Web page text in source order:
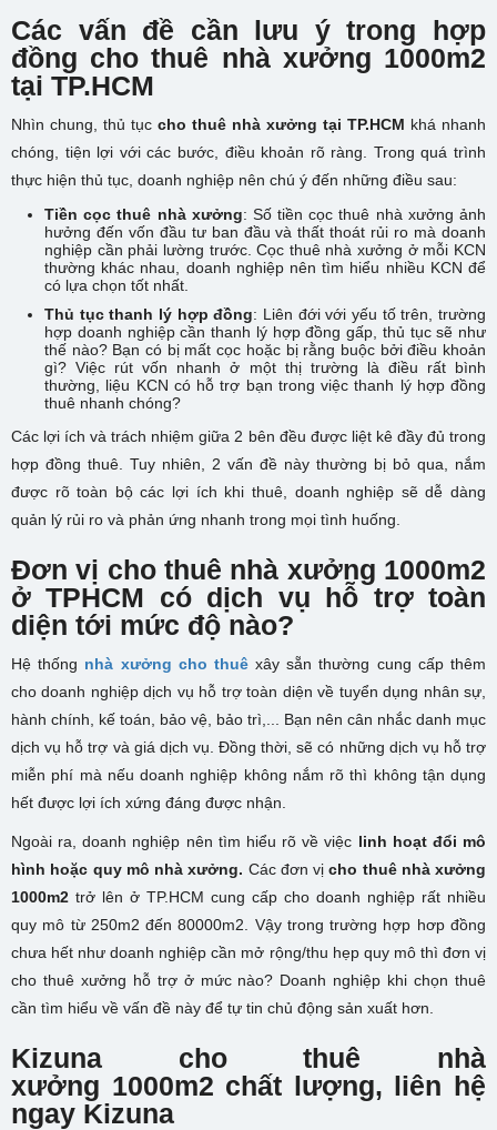
Các vấn đề cần lưu ý trong hợp
đồng cho thuê nhà xưởng 1000m2
tại TP.HCM
Nhìn chung, thủ tục cho thuê nhà xưởng tại TP.HCM khá nhanh
chóng, tiện lợi với các bước, điều khoản rõ ràng. Trong quá trình
thực hiện thủ tục, doanh nghiệp nên chú ý đến những điều sau:
Tiền cọc thuê nhà xưởng: Số tiền cọc thuê nhà xưởng ảnh
hưởng đến vốn đầu tư ban đầu và thất thoát rủi ro mà doanh
nghiệp cần phải lường trước. Cọc thuê nhà xưởng ở mỗi KCN
thường khác nhau, doanh nghiệp nên tìm hiểu nhiều KCN để
có lựa chọn tốt nhất.
Thủ tục thanh lý hợp đồng: Liên đới với yếu tố trên, trường
hợp doanh nghiệp cần thanh lý hợp đồng gấp, thủ tục sẽ như
thế nào? Bạn có bị mất cọc hoặc bị rằng buộc bởi điều khoản
gì? Việc rút vốn nhanh ở một thị trường là điều rất bình
thường, liệu KCN có hỗ trợ bạn trong việc thanh lý hợp đồng
thuê nhanh chóng?
Các lợi ích và trách nhiệm giữa 2 bên đều được liệt kê đầy đủ trong
hợp đồng thuê. Tuy nhiên, 2 vấn đề này thường bị bỏ qua, nắm
được rõ toàn bộ các lợi ích khi thuê, doanh nghiệp sẽ dễ dàng
quản lý rủi ro và phản ứng nhanh trong mọi tình huống.
Đơn vị cho thuê nhà xưởng 1000m2
ở TPHCM có dịch vụ hỗ trợ toàn
diện tới mức độ nào?
Hệ thống nhà xưởng cho thuêxây sẵn thường cung cấp thêm
cho doanh nghiệp dịch vụ hỗ trợ toàn diện về tuyển dụng nhân sự,
hành chính, kế toán, bảo vệ, bảo trì,... Bạn nên cân nhắc danh mục
dịch vụ hỗ trợ và giá dịch vụ. Đồng thời, sẽ có những dịch vụ hỗ trợ
miễn phí mà nếu doanh nghiệp không nắm rõ thì không tận dụng
hết được lợi ích xứng đáng được nhận.
Ngoài ra, doanh nghiệp nên tìm hiểu rõ về việc linh hoạt đổi mô
hình hoặc quy mô nhà xưởng. Các đơn vịcho thuê nhà xưởng
1000m2 trở lên ở TP.HCM cung cấp cho doanh nghiệp rất nhiều
quy mô từ 250m2 đến 80000m2. Vậy trong trường hợp hơp đồng
chưa hết như doanh nghiệp cần mở rộng/thu hẹp quy mô thì đơn vị
cho thuê xưởng hỗ trợ ở mức nào? Doanh nghiệp khi chọn thuê
cần tìm hiểu về vấn đề này để tự tin chủ động sản xuất hơn.
Kizuna cho thuê nhà
xưởng 1000m2 chất lượng, liên hệ
ngay Kizuna